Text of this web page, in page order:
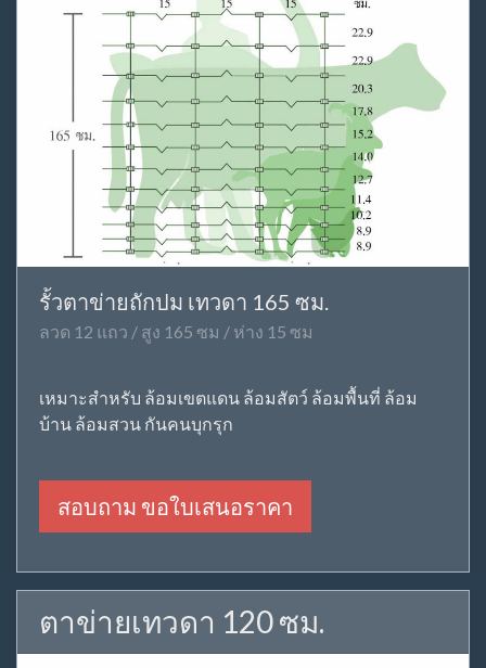
รั้วตาข่ายถักปม เทวดา 165 ซม.
ลวด 12 แถว / สูง 165 ซม / ห่าง 15 ซม
เหมาะสำหรับ ล้อมเขตแดน ล้อมสัตว์ ล้อมพื้นที่ ล้อม
บ้าน ล้อมสวน กันคนบุกรุก
สอบถาม ขอใบเสนอราคา
ตาข่ายเทวดา 120 ซม.